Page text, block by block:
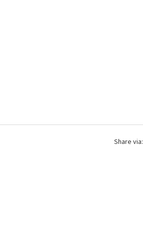
Share via: